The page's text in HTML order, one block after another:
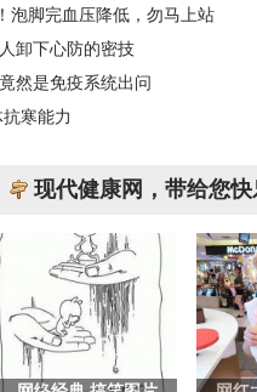
泡脚完血压降低，勿马上站
卸下心防的密技
然是免疫系统出问
寒能力
现代健康网，带给您快